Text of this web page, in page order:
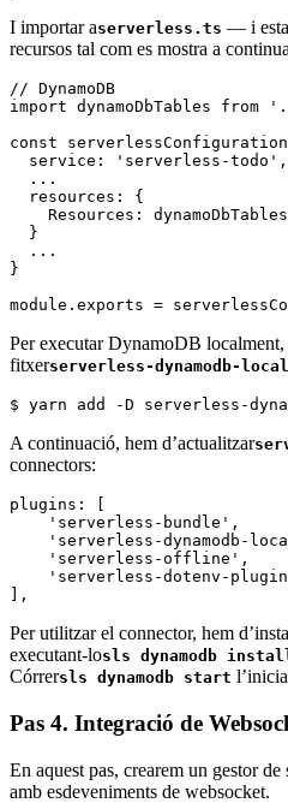
I importar aserverless.ts — i
recursos tal com es mostra a
// DynamoDB
import dynamoDbTables from
const
  service: 'serverless-todo',
  ...
  resources: {
Resources:
  }
  ...
}
module.exports =
Per executar DynamoDB localment,
fitxerserverless-dynamodb-local
$ yarn add -D serverless-
A continuació, hem d’actualitzar
connectors:
plugins: [
    'serverless-bundle',
'serverless-dynamodb-
    'serverless-offline',
'serverless-dotenv-
],
Per utilitzar el connector, hem
executant-losls dynamodb
Córrersls dynamodb start
Pas 4. Integració de
En aquest pas, crearem un gestor
amb esdeveniments de websocket.